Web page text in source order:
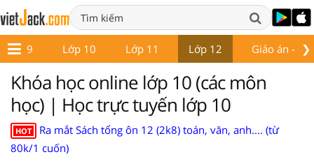
❯
Lớp 9 Lớp 10 Lớp 11 Lớp 12 Giáo án -
Khóa học online lớp 10 (các môn
học) | Học trực tuyến lớp 10
HOT
Ra mắt Sách tổng ôn 12 (2k8) toán, văn, anh.... (từ
80k/1 cuốn)